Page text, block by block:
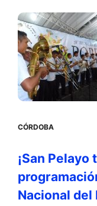
CÓRDOBA
¡San
Nacional del